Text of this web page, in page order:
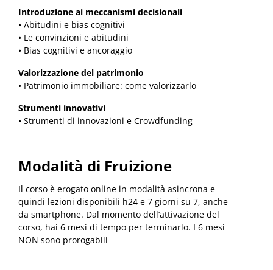
Introduzione ai meccanismi decisionali
• Abitudini e bias cognitivi
• Le convinzioni e abitudini
• Bias cognitivi e ancoraggio
Valorizzazione del patrimonio
• Patrimonio immobiliare: come valorizzarlo
Strumenti innovativi
• Strumenti di innovazioni e Crowdfunding
Modalità di Fruizione
Il corso è erogato online in modalità asincrona e
quindi lezioni disponibili h24 e 7 giorni su 7, anche
da smartphone. Dal momento dell’attivazione del
corso, hai 6 mesi di tempo per terminarlo. I 6 mesi
NON sono prorogabili